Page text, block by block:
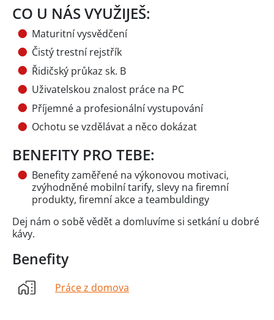
CO U NÁS VYUŽIJEŠ:
Maturitní vysvědčení
Čistý trestní rejstřík
Řidičský průkaz sk. B
Uživatelskou znalost práce na PC
Příjemné a profesionální vystupování
Ochotu se vzdělávat a něco dokázat
BENEFITY PRO TEBE:
Benefity zaměřené na výkonovou motivaci,
zvýhodněné mobilní tarify, slevy na firemní
produkty, firemní akce a teambuldingy
Dej nám o sobě vědět a domluvíme si setkání u dobré
kávy.
Benefity
Práce z domova